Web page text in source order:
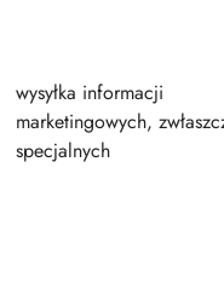
wysyłka informacji
marketingowych,
specjalnych